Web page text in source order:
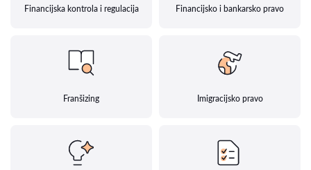
Financijska kontrola i regulacija Financijsko i bankarsko pravo
Franšizing Imigracijsko pravo